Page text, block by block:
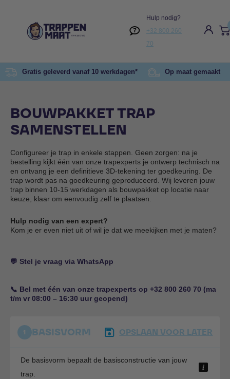
Hulp nodig?
+32 800 260
70
Gratis geleverd vanaf 10 werkdagen* Op maat gemaakt
BOUWPAKKET TRAP
SAMENSTELLEN
Configureer je trap in enkele stappen. Geen zorgen: na je
bestelling kijkt één van onze trapexperts je ontwerp technisch na
en ontvang je een definitieve 3D-tekening ter goedkeuring. De
trap wordt pas na goedkeuring geproduceerd. Wij leveren jouw
trap binnen 10-15 werkdagen als bouwpakket op locatie naar
keuze, klaar om eenvoudig zelf te plaatsen.
Hulp nodig van een expert?
Kom je er even niet uit of wil je dat we meekijken met je maten?
💬 Stel je vraag via WhatsApp
📞 Bel met één van onze trapexperts op +32 800 260 70 (ma
t/m vr 08:00 – 16:30 uur geopend)
1 BASISVORM OPSLAAN VOOR LATER
De basisvorm bepaalt de basisconstructie van jouw
trap.